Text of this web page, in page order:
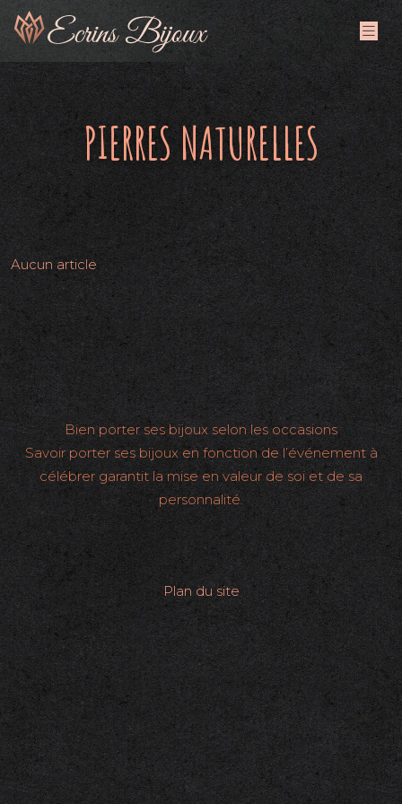
PIERRES NATURELLES
Aucun article
Bien porter ses bijoux selon les occasions
Savoir porter ses bijoux en fonction de l’événement à
célébrer garantit la mise en valeur de soi et de sa
personnalité.
Plan du site